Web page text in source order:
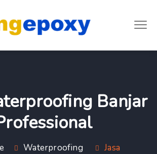
Banjar
Waterproofing
Jasa